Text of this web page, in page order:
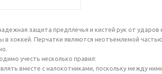
защита предплечья и кистей рук от
хоккей. Перчатки являются неотъемлемой
учесть несколько правил:
вместе с налокотниками, поскольку между